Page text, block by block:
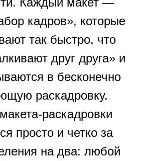
кадров», которые
так быстро, что
друг друга» и
в бесконечно
раскадровку.
раскадровки
просто и четко за
на два: любой